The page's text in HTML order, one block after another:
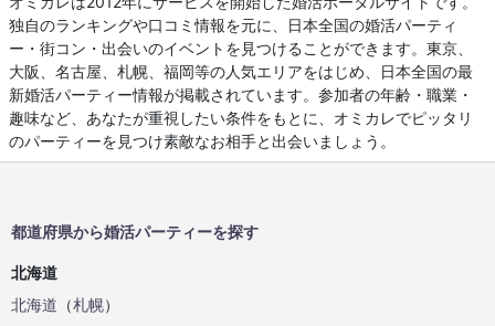
独自のランキングや口コミ情報を元に、日本全国の婚活パーティ
ー・街コン・出会いのイベントを見つけることができます。東京、
大阪、名古屋、札幌、福岡等の人気エリアをはじめ、日本全国の最
新婚活パーティー情報が掲載されています。参加者の年齢・職業・
趣味など、あなたが重視したい条件をもとに、オミカレでピッタリ
のパーティーを見つけ素敵なお相手と出会いましょう。
都道府県から婚活パーティーを探す
北海道
北海道 （札幌）